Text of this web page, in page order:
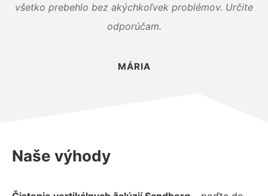
všetko prebehlo bez akýchkoľvek problémov. Určite
odporúčam.
MÁRIA
Naše výhody